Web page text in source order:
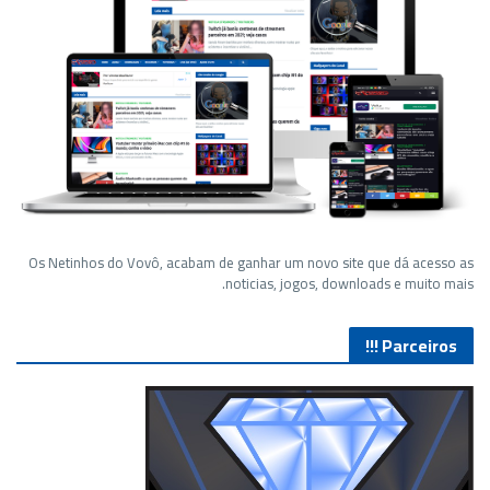
Os Netinhos do Vovô, acabam de ganhar um novo site que dá acesso as
noticias, jogos, downloads e muito mais.
Parceiros !!!
Lives de Gameplay no Facebook Gaming e muito mais